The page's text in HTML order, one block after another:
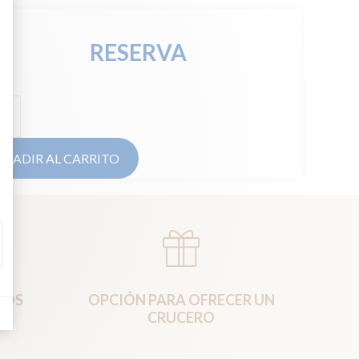
RESERVA
AÑADIR AL CARRITO
OPCIÓN PARA OFRECER UN
CRUCERO